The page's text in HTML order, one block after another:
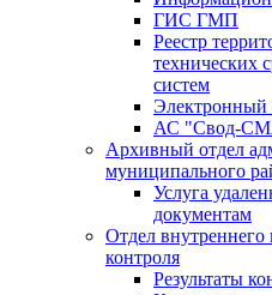
ГИС ГМП
Реестр
технических
систем
Электронный
АС "Свод-
Архивный отдел
муниципального
Услуга
документам
Отдел
контроля
Результаты